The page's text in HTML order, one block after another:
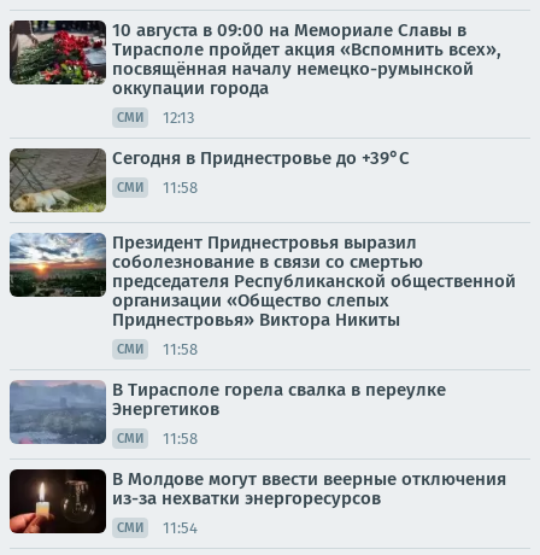
10 августа в 09:00 на Мемориале Славы в
Тирасполе пройдет акция «Вспомнить всех»,
посвящённая началу немецко-румынской
оккупации города
СМИ 12:13
Сегодня в Приднестровье до +39°С
СМИ 11:58
Президент Приднестровья выразил
соболезнование в связи со смертью
председателя Республиканской общественной
организации «Общество слепых
Приднестровья» Виктора Никиты
СМИ 11:58
В Тирасполе горела свалка в переулке
Энергетиков
СМИ 11:58
В Молдове могут ввести веерные отключения
из-за нехватки энергоресурсов
СМИ 11:54